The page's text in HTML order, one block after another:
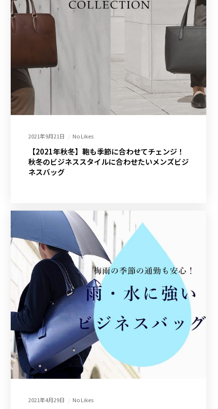
2021年9月21日 No Likes
【2021年秋冬】鞄も季節に合わせてチェンジ！
秋冬のビジネススタイルに合わせたいメンズビジ
ネスバッグ
2021年4月29日 No Likes